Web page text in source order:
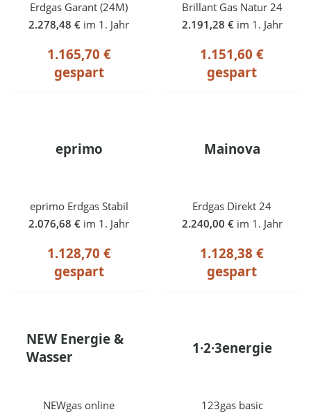
Erdgas Garant (24M)
2.278,48 € im 1. Jahr
1.165,70 €
gespart
Brillant Gas Natur 24
2.191,28 € im 1. Jahr
1.151,60 €
gespart
eprimo
eprimo Erdgas Stabil
2.076,68 € im 1. Jahr
1.128,70 €
gespart
Mainova
Erdgas Direkt 24
2.240,00 € im 1. Jahr
1.128,38 €
gespart
NEW Energie &
Wasser
NEWgas online
1·2·3energie
123gas basic